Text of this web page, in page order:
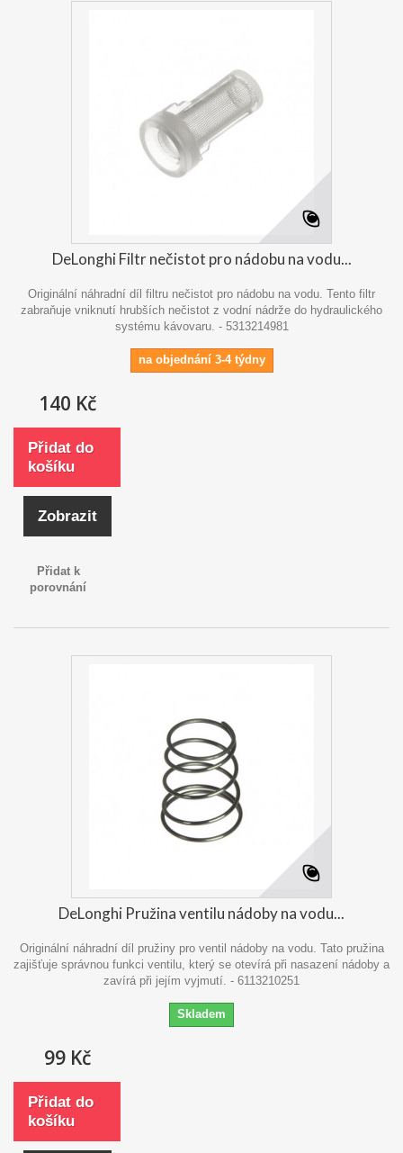
DeLonghi Filtr nečistot pro nádobu na vodu...
Originální náhradní díl filtru nečistot pro nádobu na vodu. Tento filtr
zabraňuje vniknutí hrubších nečistot z vodní nádrže do hydraulického
systému kávovaru. - 5313214981
na objednání 3-4 týdny
140 Kč
Přidat do
košíku
Zobrazit
Přidat k
porovnání
DeLonghi Pružina ventilu nádoby na vodu...
Originální náhradní díl pružiny pro ventil nádoby na vodu. Tato pružina
zajišťuje správnou funkci ventilu, který se otevírá při nasazení nádoby a
zavírá při jejím vyjmutí. - 6113210251
Skladem
99 Kč
Přidat do
košíku